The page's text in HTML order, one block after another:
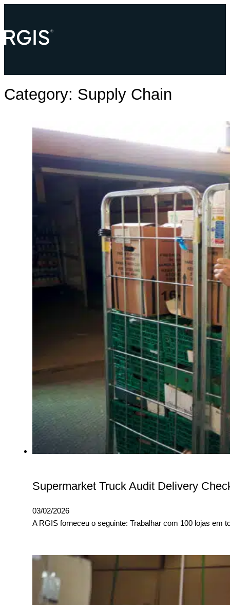
Category: Supply Chain
Supermarket Truck Audit Delivery
03/02/2026
A RGIS forneceu o seguinte: Trabalhar com 100 lojas